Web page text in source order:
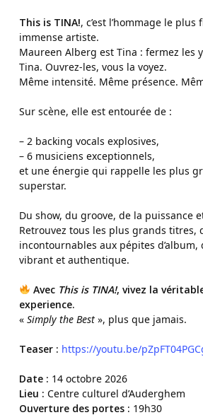
This is TINA!, c’est l’hommage le plus
immense artiste.
Maureen Alberg est Tina : fermez les
Tina. Ouvrez-les, vous la voyez.
Même intensité. Même présence.
Sur scène, elle est entourée de :
– 2 backing vocals explosives,
– 6 musiciens exceptionnels,
et une énergie qui rappelle les plus
superstar.
Du show, du groove, de la puissance
Retrouvez tous les plus grands titres,
incontournables aux pépites d’album,
vibrant et authentique.
Avec This is TINA!, vivez la
experience.
« Simply the Best», plus que jamais.
Teaser : https://youtu.be/
Date : 14 octobre 2026
Lieu : Centre culturel d’Auderghem
Ouverture des portes : 19h30